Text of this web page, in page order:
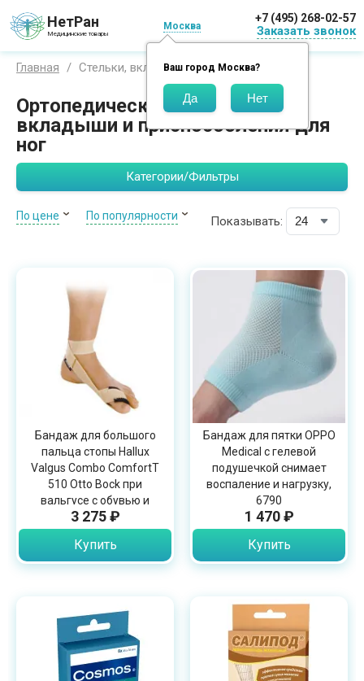
НетРан
Медицинские товары
Москва
Ваш город Москва?
+7 (495) 268-02-57
Заказать звонок
Главная Стельки, вкладыши и приспособления
Ортопедические стельки,
вкладыши и приспособления для
ног
Категории/Фильтры
По цене По популярности Показывать:
Бандаж для большого
пальца стопы Hallux
Valgus Combo ComfortT
510 Otto Bock при
вальгусе с обувью и
ночью
3 275 ₽
Купить
Бандаж для пятки OPPO
Medical с гелевой
подушечкой снимает
воспаление и нагрузку,
6790
1 470 ₽
Купить